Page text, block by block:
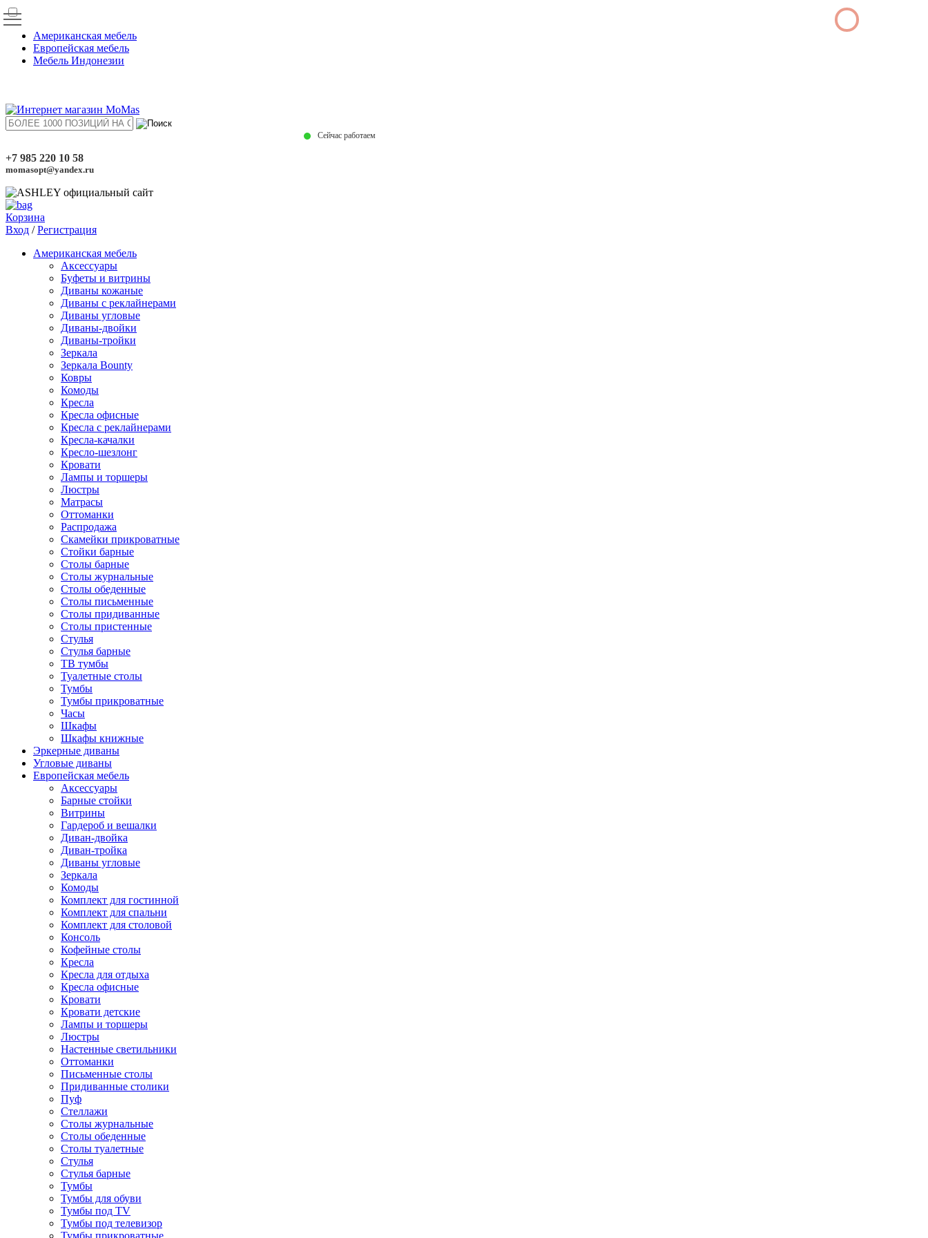
Американская мебель
Европейская мебель
Мебель Индонезии
Сейчас работаем
+7 985 220 10 58
momasopt@yandex.ru
Корзина
Вход /Регистрация
Американская мебель
Аксессуары
Буфеты и витрины
Диваны кожаные
Диваны с реклайнерами
Диваны угловые
Диваны-двойки
Диваны-тройки
Зеркала
Зеркала Bounty
Ковры
Комоды
Кресла
Кресла офисные
Кресла с реклайнерами
Кресла-качалки
Кресло-шезлонг
Кровати
Лампы и торшеры
Люстры
Матрасы
Оттоманки
Распродажа
Скамейки прикроватные
Стойки барные
Столы барные
Столы журнальные
Столы обеденные
Столы письменные
Столы придиванные
Столы пристенные
Стулья
Стулья барные
ТВ тумбы
Туалетные столы
Тумбы
Тумбы прикроватные
Часы
Шкафы
Шкафы книжные
Эркерные диваны
Угловые диваны
Европейская мебель
Аксессуары
Барные стойки
Витрины
Гардероб и вешалки
Диван-двойка
Диван-тройка
Диваны угловые
Зеркала
Комоды
Комплект для гостинной
Комплект для спальни
Комплект для столовой
Консоль
Кофейные столы
Кресла
Кресла для отдыха
Кресла офисные
Кровати
Кровати детские
Лампы и торшеры
Люстры
Настенные светильники
Оттоманки
Письменные столы
Придиванные столики
Пуф
Стеллажи
Столы журнальные
Столы обеденные
Столы туалетные
Стулья
Стулья барные
Тумбы
Тумбы для обуви
Тумбы под TV
Тумбы под телевизор
Тумбы прикроватные